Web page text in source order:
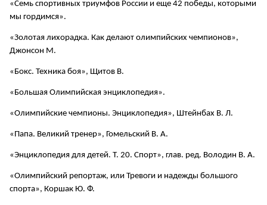
«Семь спортивных триумфов России и еще 42 победы, которыми
мы гордимся».
«Золотая лихорадка. Как делают олимпийских чемпионов»,
Джонсон М.
«Бокс. Техника боя», Щитов В.
«Большая Олимпийская энциклопедия».
«Олимпийские чемпионы. Энциклопедия», Штейнбах В. Л.
«Папа. Великий тренер», Гомельский В. А.
«Энциклопедия для детей. Т. 20. Спорт», глав. ред. Володин В. А.
«Олимпийский репортаж, или Тревоги и надежды большого
спорта», Коршак Ю. Ф.